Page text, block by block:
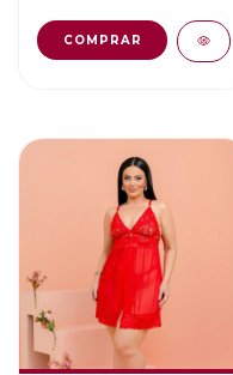
COMPRAR